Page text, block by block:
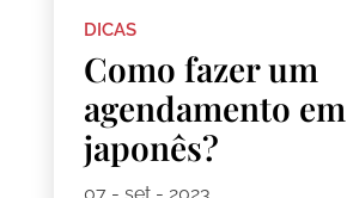
DICAS
Como fazer um
agendamento em
japonês?